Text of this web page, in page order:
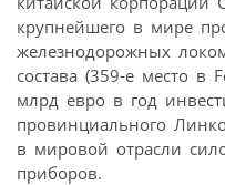
крупнейшего в мире
железнодорожных
состава (359-е место в
млрд евро в год
провинциального
в мировой отрасли
приборов.